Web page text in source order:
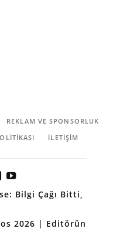
REKLAM VE SPONSORLUK
İLETİŞİM
Bilgi Çağı Bitti,
2026 | Editörün